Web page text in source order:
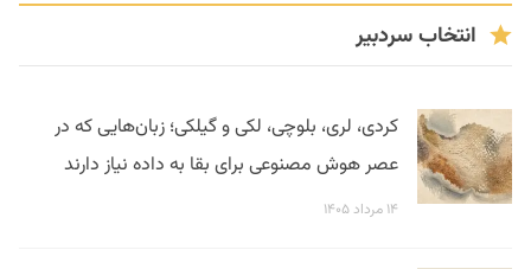
انتخاب سردبیر
کردی، لری، بلوچی، لکی و گیلکی؛ زبان‌هایی که در
عصر هوش مصنوعی برای بقا به داده نیاز دارند
۱۴ مرداد ۱۴۰۵